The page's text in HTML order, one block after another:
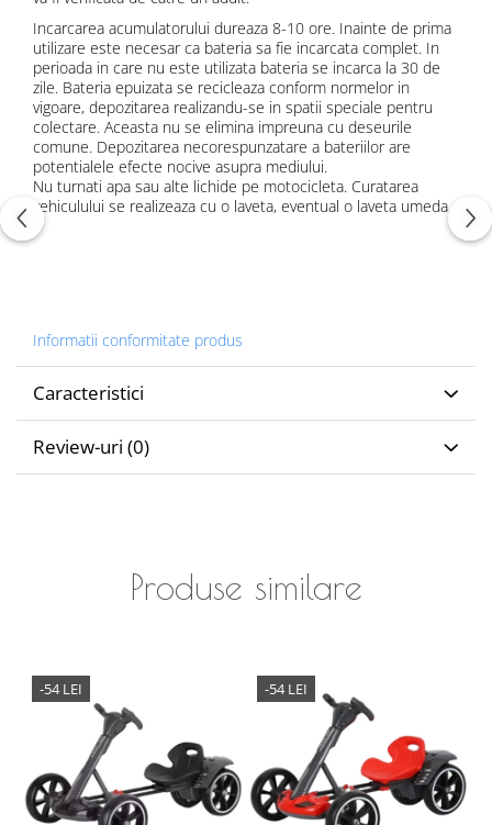
Incarcarea acumulatorului dureaza 8-10 ore. Inainte de prima
utilizare este necesar ca bateria sa fie incarcata complet. In
perioada in care nu este utilizata bateria se incarca la 30 de
zile. Bateria epuizata se recicleaza conform normelor in
vigoare, depozitarea realizandu-se in spatii speciale pentru
colectare. Aceasta nu se elimina impreuna cu deseurile
comune. Depozitarea necorespunzatare a bateriilor are
potentialele efecte nocive asupra mediului.
Nu turnati apa sau alte lichide pe motocicleta. Curatarea
vehiculului se realizeaza cu o laveta, eventual o laveta umeda.
Informatii conformitate produs
Caracteristici
Review-uri (0)
Produse similare
-54 LEI -54 LEI